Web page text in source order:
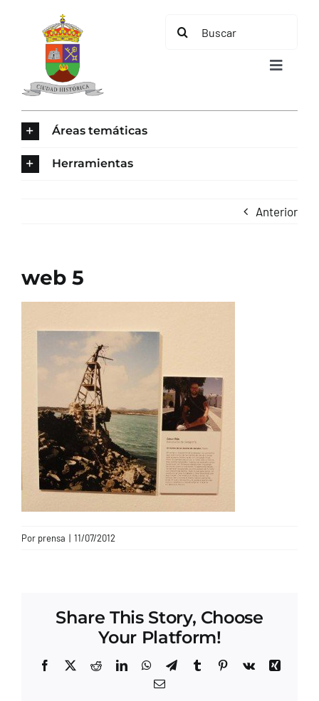
contenido
Buscar:
Toggle
Áreas temáticas
Herramientas
Anterior
web 5
Por prensa | 11/07/2012
Share This Story, Choose
Your Platform!
Facebook
X RedditLinkedInWhatsApp
TelegramTumblrPinterest
Vk
Xing
Correo